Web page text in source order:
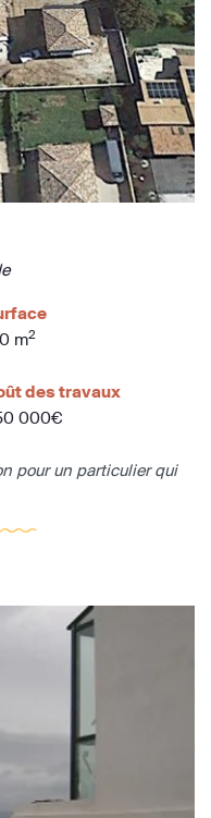
m2
des travaux
000€
pour un particulier qui